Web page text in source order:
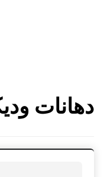
دهانات